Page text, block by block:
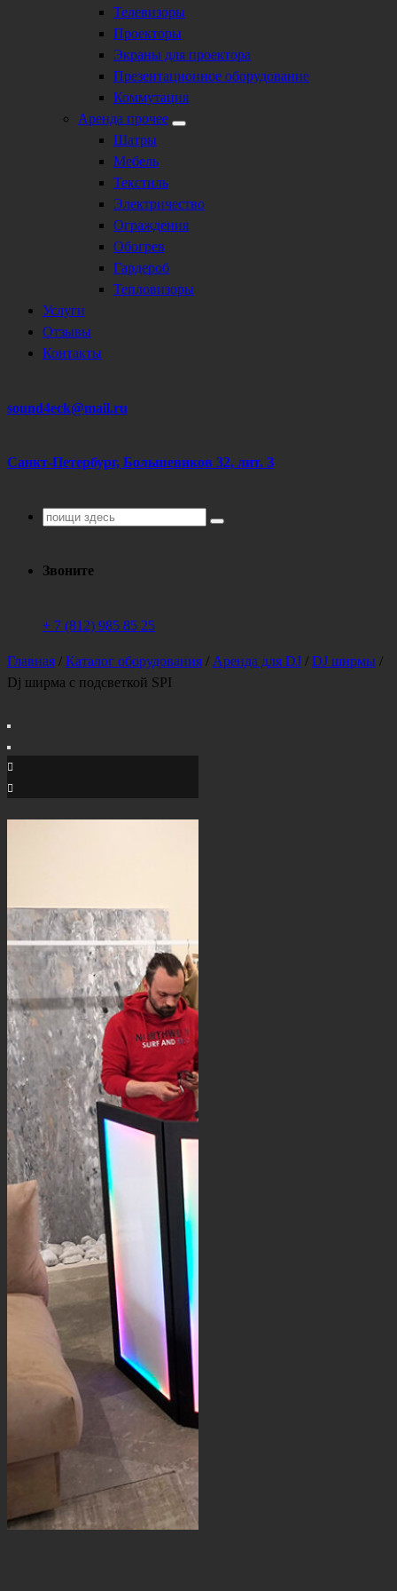
Телевизоры
Проекторы
Экраны для проектора
Презентационное оборудование
Коммутация
Аренда прочее
Шатры
Мебель
Текстиль
Электричество
Ограждения
Обогрев
Гардероб
Тепловизоры
Услуги
Отзывы
Контакты
sound4eck@mail.ru
Санкт-Петербург, Большевиков 32, лит. З
Поиск
Звоните
+ 7 (812) 985 85 25
Главная / Каталог оборудования / Аренда для DJ / DJ ширмы /
Dj ширма с подсветкой SPI